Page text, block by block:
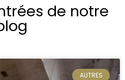
de notre
AUTRES